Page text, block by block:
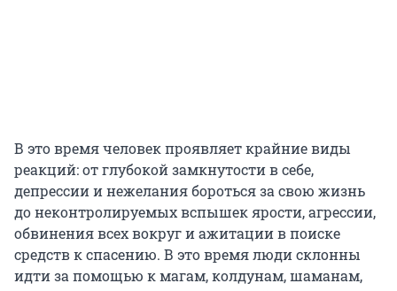
В это время человек проявляет крайние виды
реакций: от глубокой замкнутости в себе,
депрессии и нежелания бороться за свою жизнь
до неконтролируемых вспышек ярости, агрессии,
обвинения всех вокруг и ажитации в поиске
средств к спасению. В это время люди склонны
идти за помощью к магам, колдунам, шаманам,